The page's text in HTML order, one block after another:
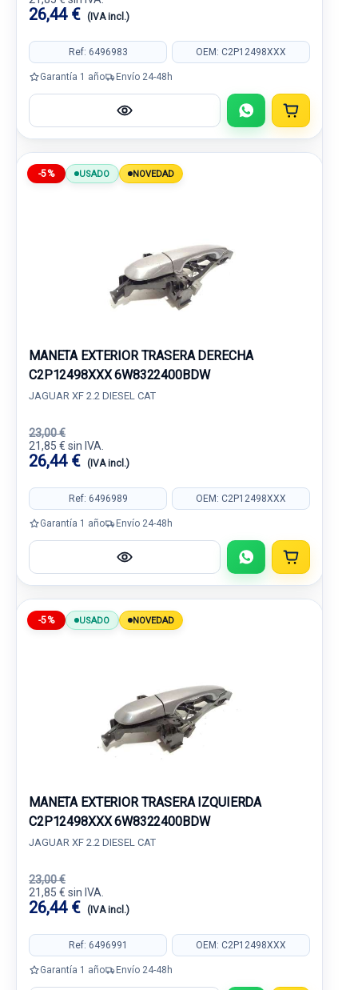
26,44 € (IVA incl.)
Ref: 6496983 OEM: C2P12498XXX
Garantía 1 año Envío 24-48h
-5% USADO NOVEDAD
MANETA EXTERIOR TRASERA DERECHA
C2P12498XXX 6W8322400BDW
JAGUAR XF 2.2 DIESEL CAT
23,00 €
21,85 € sin IVA.
26,44 € (IVA incl.)
Ref: 6496989 OEM: C2P12498XXX
Garantía 1 año Envío 24-48h
-5% USADO NOVEDAD
MANETA EXTERIOR TRASERA IZQUIERDA
C2P12498XXX 6W8322400BDW
JAGUAR XF 2.2 DIESEL CAT
23,00 €
21,85 € sin IVA.
26,44 € (IVA incl.)
Ref: 6496991 OEM: C2P12498XXX
Garantía 1 año Envío 24-48h